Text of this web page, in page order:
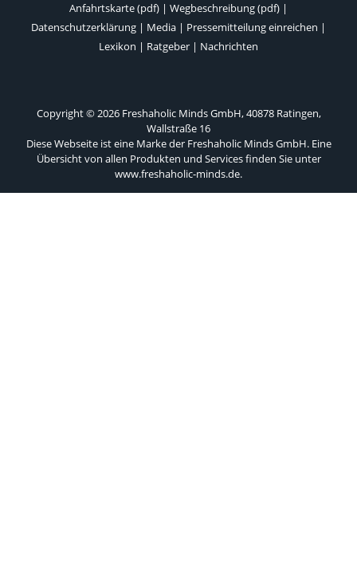
Anfahrtskarte (pdf) | Wegbeschreibung (pdf) |
Datenschutzerklärung | Media | Pressemitteilung einreichen |
Lexikon | Ratgeber | Nachrichten
Copyright © 2026 Freshaholic Minds GmbH, 40878 Ratingen,
Wallstraße 16
Diese Webseite ist eine Marke der Freshaholic Minds GmbH. Eine
Übersicht von allen Produkten und Services finden Sie unter
www.freshaholic-minds.de.